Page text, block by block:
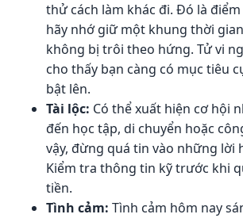
thử cách làm khác đi. Đó là
hãy nhớ giữ một khung thời
không bị trôi theo hứng. Tử vi
cho thấy bạn càng có mục tiêu
bật lên.
Tài lộc: Có thể xuất hiện cơ hội
đến học tập, di chuyển hoặc
vậy, đừng quá tin vào những lời
Kiểm tra thông tin kỹ trước khi
tiền.
Tình cảm: Tình cảm hôm nay